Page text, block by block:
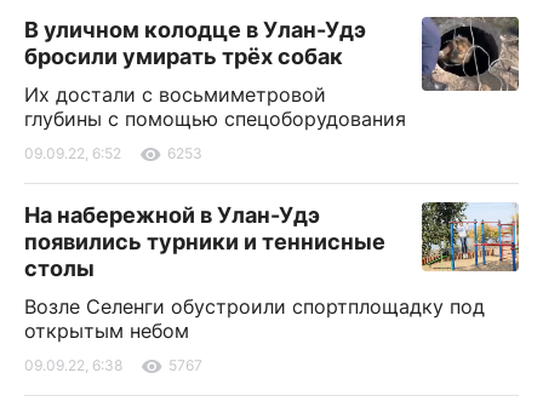
В уличном колодце в Улан-Удэ
бросили умирать трёх собак
Их достали с восьмиметровой
глубины с помощью спецоборудования
09.09.22, 6:52 6253
На набережной в Улан-Удэ
появились турники и теннисные
столы
Возле Селенги обустроили спортплощадку под
открытым небом
09.09.22, 6:38 5767